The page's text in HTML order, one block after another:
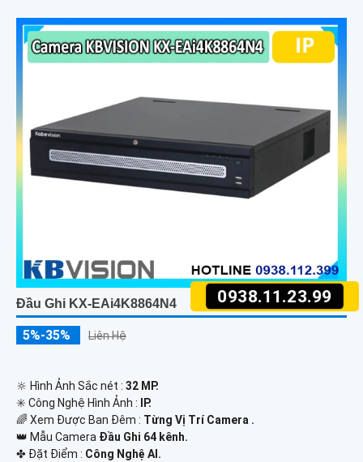
0938.11.23.99
Đầu Ghi KX-EAi4K8864N4
5%-35% Liên Hệ
🔆 Hình Ảnh Sắc nét : 32 MP.
✳️ Công Nghệ Hình Ảnh :
IP.
🌈 Xem Được Ban Đêm : Từng Vị Trí Camera .
👑 Mẫu Camera Đầu Ghi 64 kênh.
️✤ Đặt Điểm : Công Nghệ AI.